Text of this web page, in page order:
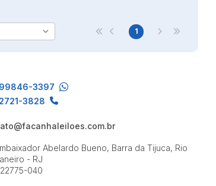
1
99846-3397
3828
Abelardo Bueno, Barra da Tijuca, Rio
- RJ
040